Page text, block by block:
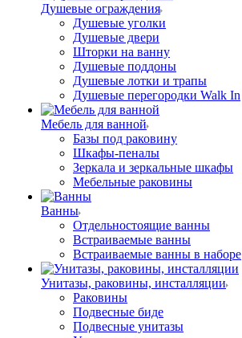
Душевые ограждения
Душевые уголки
Душевые двери
Шторки на ванну
Душевые поддоны
Душевые лотки и трапы
Душевые перегородки Walk In
Мебель для ванной
Базы под раковину
Шкафы-пеналы
Зеркала и зеркальные шкафы
Мебельные раковины
Ванны
Отдельностоящие ванны
Встраиваемые ванны
Встраиваемые ванны в наборе
Унитазы, раковины, инсталляции
Раковины
Подвесные биде
Подвесные унитазы